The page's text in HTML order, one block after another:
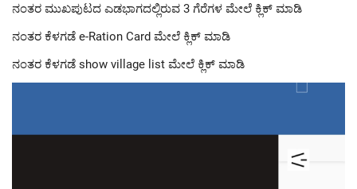
ನಂತರ ಮುಖಪುಟದ ಎಡಭಾಗದಲ್ಲಿರುವ 3 ಗೆರೆಗಳ ಮೇಲೆ ಕ್ಲಿಕ್ ಮಾಡಿ
ನಂತರ ಕೆಳಗಡೆ e-Ration Card ಮೇಲೆ ಕ್ಲಿಕ್ ಮಾಡಿ
ನಂತರ ಕೆಳಗಡೆ show village list ಮೇಲೆ ಕ್ಲಿಕ್ ಮಾಡಿ